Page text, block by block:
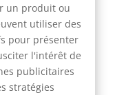
un produit ou
utiliser des
pour présenter
l'intérêt de
publicitaires
stratégies